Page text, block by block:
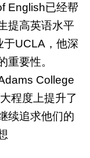
English已经帮
提高英语水平
于UCLA，他深
重要性。
College
程度上提升了
续追求他们的